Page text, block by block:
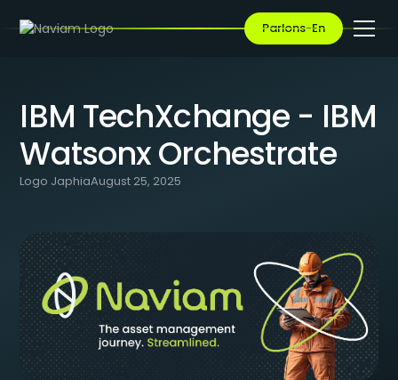
Parlons-En
BLOG / IBM TECHXCHANGE - IBM WATSONX ORCHESTRATE
IBM TechXchange - IBM
Watsonx Orchestrate
Logo JaphiaAugust 25, 2025